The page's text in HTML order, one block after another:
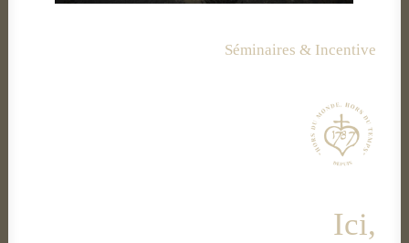
Séminaires & Incentive
Ici,